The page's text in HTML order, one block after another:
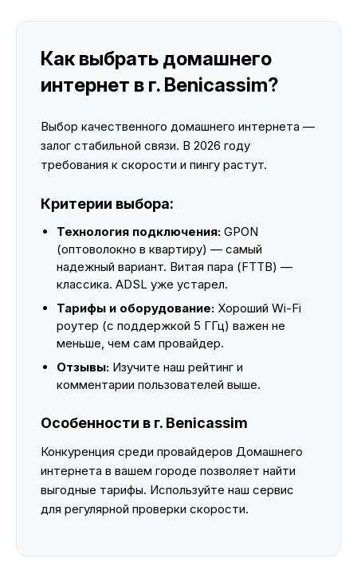
Как выбрать домашнего
интернет в г. Benicassim?
Выбор качественного домашнего интернета —
залог стабильной связи. В 2026 году
требования к скорости и пингу растут.
Критерии выбора:
Технология подключения: GPON
(оптоволокно в квартиру) — самый
надежный вариант. Витая пара (FTTB) —
классика. ADSL уже устарел.
Тарифы и оборудование: Хороший Wi-Fi
роутер (с поддержкой 5 ГГц) важен не
меньше, чем сам провайдер.
Отзывы: Изучите наш рейтинг и
комментарии пользователей выше.
Особенности в г. Benicassim
Конкуренция среди провайдеров Домашнего
интернета в вашем городе позволяет найти
выгодные тарифы. Используйте наш сервис
для регулярной проверки скорости.